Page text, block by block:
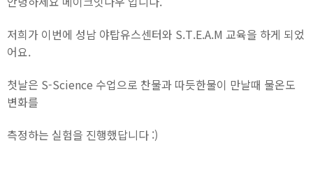
저희가 이번에 성남 야탑유스센터와 S.T.E.A.M 교육을 하게 되었
어요.
첫날은 S-Science 수업으로 찬물과 따듯한물이 만날때 물온도
변화를
측정하는 실험을 진행했답니다 :)